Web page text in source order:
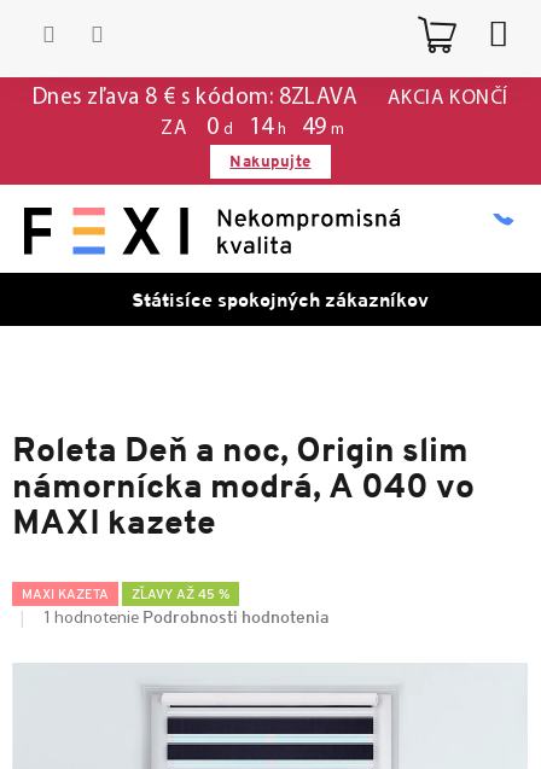
Dnes zľava 8 € s kódom: 8ZLAVA
AKCIA KONČÍ
ZA
0 d 14 h 49 m
Nakupujte
Státisíce spokojných zákazníkov
Roleta Deň a noc, Origin slim
námornícka modrá, A 040 vo
MAXI kazete
MAXI KAZETA ZĽAVY AŽ 45 %
1 hodnotenie Podrobnosti hodnotenia